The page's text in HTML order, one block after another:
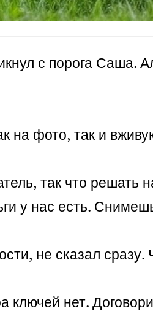
с порога Саша.
на фото, так и
так что решать
у нас есть.
не сказал
нет.